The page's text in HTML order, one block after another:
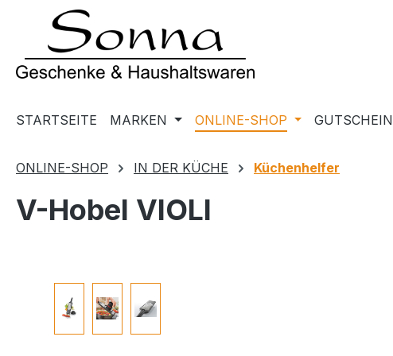
Hauptinhalt springen
Zur Suche springen
Zur Hauptnavigation springen
STARTSEITE MARKEN ONLINE-SHOP GUTSCHEIN
ONLINE-SHOP IN DER KÜCHE Küchenhelfer
V-Hobel VIOLI